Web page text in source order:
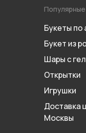
Букеты по
Букет из
Шары с
Открытки
Игрушки
Доставка
Москвы